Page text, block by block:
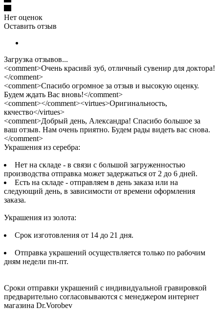
Нет оценок
Оставить отзыв
Загрузка отзывов...
<comment>Очень красивй зуб, отличный сувенир для доктора!
</comment>
<comment>Спасибо огромное за отзыв и высокую оценку.
Будем ждать Вас вновь!</comment>
<comment></comment><virtues>Оригинальность,
ккчество</virtues>
<comment>Добрый день, Александра! Спасибо большое за
ваш отзыв. Нам очень приятно. Будем рады видеть вас снова.
</comment>
Украшения из серебра:
Нет на складе - в связи с большой загруженностью
производства отправка может задержаться от 2 до 6 дней.
Есть на складе - отправляем в день заказа или на
следующий день, в зависимости от времени оформления
заказа.
Украшения из золота:
Срок изготовления от 14 до 21 дня.
Отправка украшений осуществляется только по рабочим
дням недели пн-пт.
Сроки отправки украшений с индивидуальной гравировкой
предварительно согласовываются с менеджером интернет
магазина Dr.Vorobev